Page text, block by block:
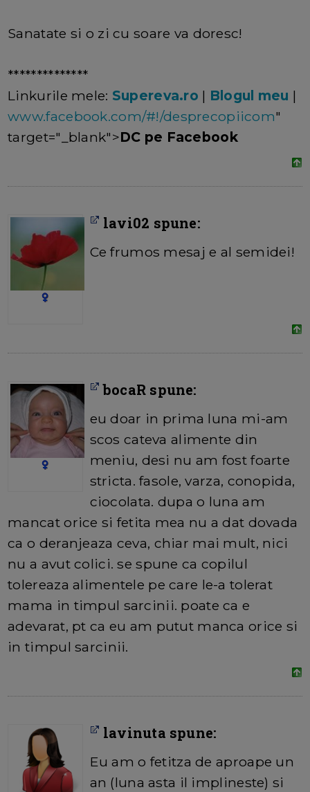
Sanatate si o zi cu soare va doresc!
**************
Linkurile mele: Supereva.ro | Blogul meu |
www.facebook.com/#!/desprecopiicom"
target="_blank">DC pe Facebook
lavi02 spune:
Ce frumos mesaj e al semidei!
bocaR spune:
eu doar in prima luna mi-am
scos cateva alimente din
meniu, desi nu am fost foarte
stricta. fasole, varza, conopida,
ciocolata. dupa o luna am
mancat orice si fetita mea nu a dat dovada
ca o deranjeaza ceva, chiar mai mult, nici
nu a avut colici. se spune ca copilul
tolereaza alimentele pe care le-a tolerat
mama in timpul sarcinii. poate ca e
adevarat, pt ca eu am putut manca orice si
in timpul sarcinii.
lavinuta spune:
Eu am o fetitza de aproape un
an (luna asta il implineste) si